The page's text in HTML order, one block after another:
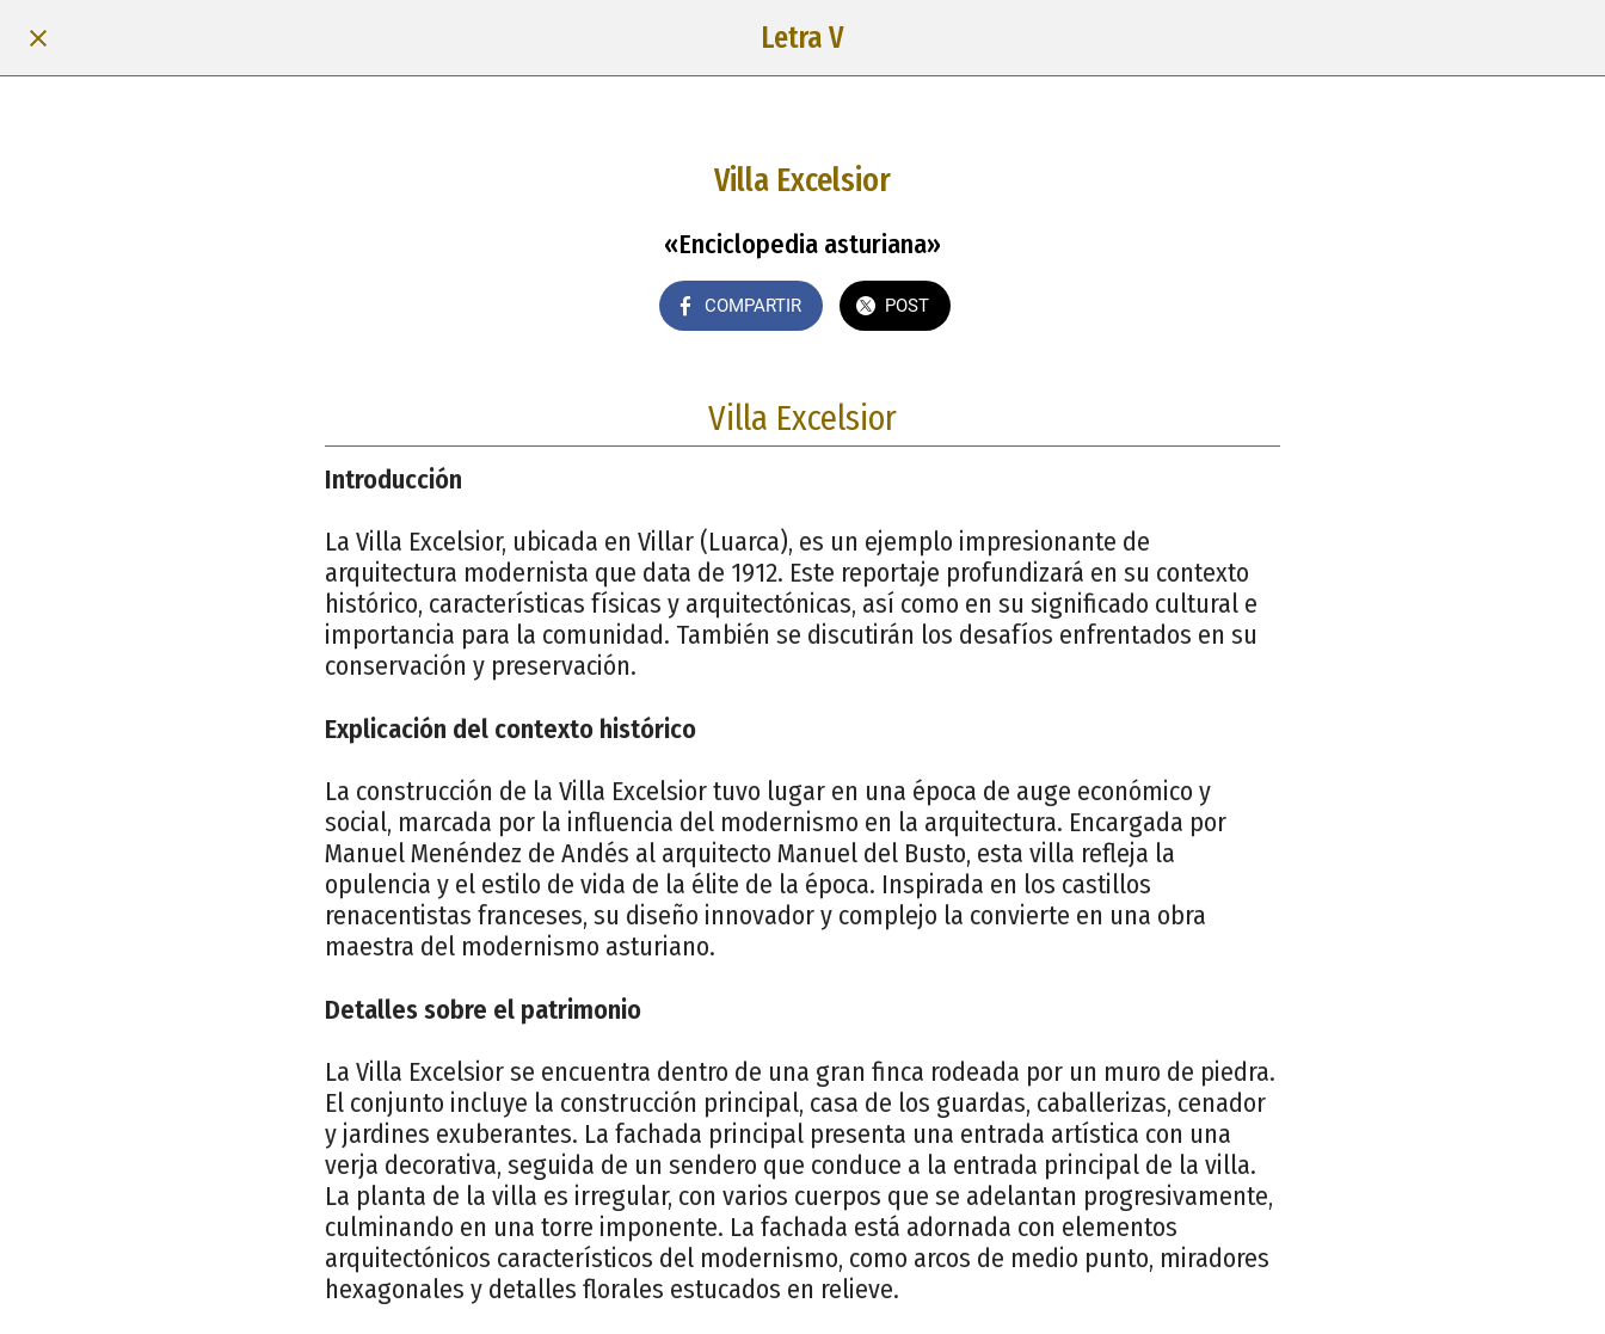
Letra V
Villa Excelsior
«Enciclopedia asturiana»
COMPARTIR POST
Villa Excelsior
Introducción
La Villa Excelsior, ubicada en Villar (Luarca), es un ejemplo impresionante de
arquitectura modernista que data de 1912. Este reportaje profundizará en su contexto
histórico, características físicas y arquitectónicas, así como en su significado cultural e
importancia para la comunidad. También se discutirán los desafíos enfrentados en su
conservación y preservación.
Explicación del contexto histórico
La construcción de la Villa Excelsior tuvo lugar en una época de auge económico y
social, marcada por la influencia del modernismo en la arquitectura. Encargada por
Manuel Menéndez de Andés al arquitecto Manuel del Busto, esta villa refleja la
opulencia y el estilo de vida de la élite de la época. Inspirada en los castillos
renacentistas franceses, su diseño innovador y complejo la convierte en una obra
maestra del modernismo asturiano.
Detalles sobre el patrimonio
La Villa Excelsior se encuentra dentro de una gran finca rodeada por un muro de piedra.
El conjunto incluye la construcción principal, casa de los guardas, caballerizas, cenador
y jardines exuberantes. La fachada principal presenta una entrada artística con una
verja decorativa, seguida de un sendero que conduce a la entrada principal de la villa.
La planta de la villa es irregular, con varios cuerpos que se adelantan progresivamente,
culminando en una torre imponente. La fachada está adornada con elementos
arquitectónicos característicos del modernismo, como arcos de medio punto, miradores
hexagonales y detalles florales estucados en relieve.